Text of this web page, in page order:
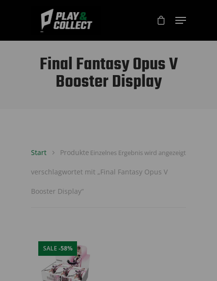
Final Fantasy Opus V
Booster Display
Einzelnes Ergebnis wird angezeigt
Start Produkte
verschlagwortet mit „Final Fantasy Opus V
Booster Display“
SALE -58%